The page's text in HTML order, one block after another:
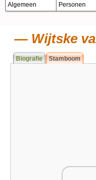
Algemeen Personen
Wijtske
Biografie Stamboom